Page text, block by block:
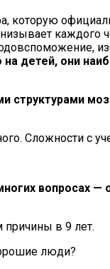
которую
каждого
детей, они
структурами
Сложности с
вопросах —
причины в 9 лет.
люди?